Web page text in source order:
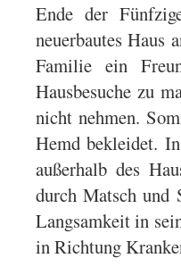
Ende der
neuerbautes Haus
Familie ein
Hausbesuche zu
nicht nehmen.
Hemd bekleidet.
außerhalb des
durch Matsch und
Langsamkeit in
in Richtung